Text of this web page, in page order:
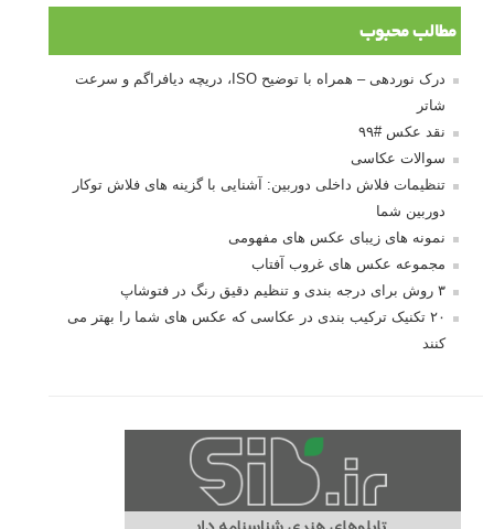
مطالب محبوب
درک نوردهی – همراه با توضیح ISO، دریچه دیافراگم و سرعت
شاتر
نقد عکس #۹۹
سوالات عکاسی
تنظیمات فلاش داخلی دوربین: آشنایی با گزینه های فلاش توکار
دوربین شما
نمونه های زیبای عکس های مفهومی
مجموعه عکس های غروب آفتاب
۳ روش برای درجه بندی و تنظیم دقیق رنگ در فتوشاپ
۲۰ تکنیک ترکیب بندی در عکاسی که عکس های شما را بهتر می
کنند